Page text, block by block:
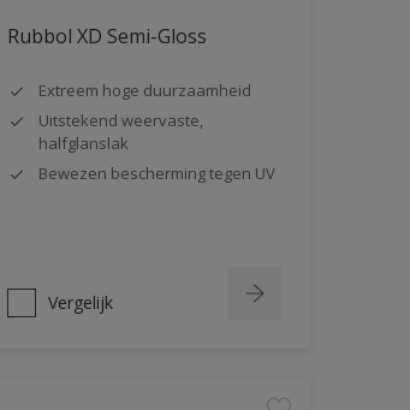
Rubbol XD Semi-Gloss
Extreem hoge duurzaamheid
Uitstekend weervaste,
halfglanslak
Bewezen bescherming tegen UV
Vergelijk